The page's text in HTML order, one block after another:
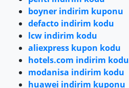
boyner indirim kuponu
defacto indirim kodu
lcw indirim kodu
aliexpress kupon kodu
hotels.com indirim kodu
modanisa indirim kodu
huawei indirim kuponu